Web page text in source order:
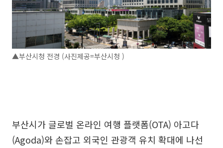
▲부산시청 전경 (사진제공=부산시청 )
부산시가 글로벌 온라인 여행 플랫폼(OTA) 아고다
(Agoda)와 손잡고 외국인 관광객 유치 확대에 나선